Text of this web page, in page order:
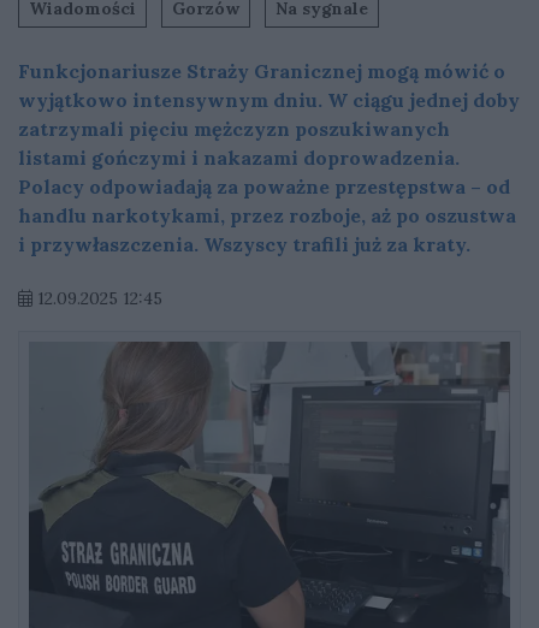
Wiadomości Gorzów Na sygnale
Funkcjonariusze Straży Granicznej mogą mówić o
wyjątkowo intensywnym dniu. W ciągu jednej doby
zatrzymali pięciu mężczyzn poszukiwanych
listami gończymi i nakazami doprowadzenia.
Polacy odpowiadają za poważne przestępstwa – od
handlu narkotykami, przez rozboje, aż po oszustwa
i przywłaszczenia. Wszyscy trafili już za kraty.
12.09.2025 12:45